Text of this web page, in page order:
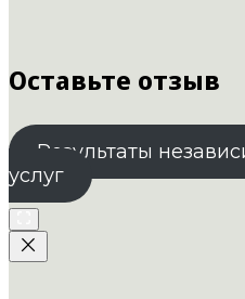
Оставьте отзыв
Результаты
услуг